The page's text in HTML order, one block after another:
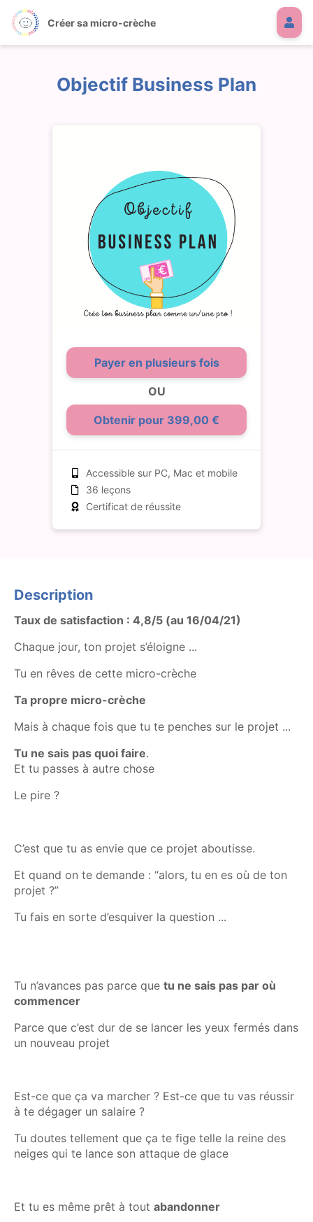
Créer sa micro-crèche
Objectif Business Plan
Payer en plusieurs fois
OU
Obtenir pour 399,00 €
Accessible sur PC, Mac et mobile
36 leçons
Certificat de réussite
Description
Taux de satisfaction : 4,8/5 (au 16/04/21)
Chaque jour, ton projet s’éloigne ...
Tu en rêves de cette micro-crèche
Ta propre micro-crèche
Mais à chaque fois que tu te penches sur le projet ...
Tu ne sais pas quoi faire.
Et tu passes à autre chose
Le pire ?
C’est que tu as envie que ce projet aboutisse.
Et quand on te demande : “alors, tu en es où de ton
projet ?”
Tu fais en sorte d’esquiver la question ...
Tu n’avances pas parce que tu ne sais pas par où
commencer
Parce que c’est dur de se lancer les yeux fermés dans
un nouveau projet
Est-ce que ça va marcher ? Est-ce que tu vas réussir
à te dégager un salaire ?
Tu doutes tellement que ça te fige telle la reine des
neiges qui te lance son attaque de glace
Et tu es même prêt à tout abandonner